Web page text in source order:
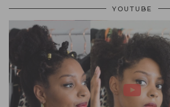
YOUTUBE